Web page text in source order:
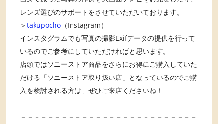
レンズ選びのサポートをさせていただいております。
＞takupocho （Instagram）
インスタグラムでも写真の撮影Exifデータの提供を行って
いるのでご参考にしていただければと思います。
店頭ではソニーストア商品をさらにお得にご購入していた
だける「ソニーストア取り扱い店」となっているのでご購
入を検討される方は、ぜひご来店くださいね！
－－－－－－－－－－－－－－－－－－－－－－－－－－